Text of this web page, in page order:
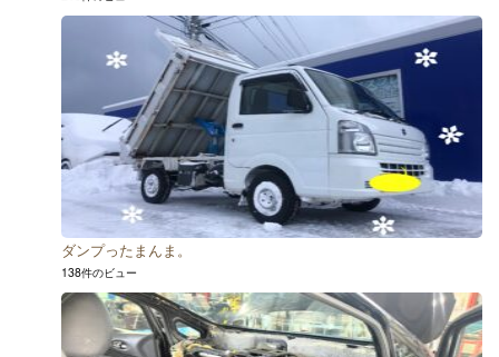
ダンプったまんま。
138件のビュー